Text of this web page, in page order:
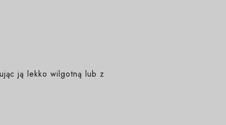
ją lekko wilgotną lub z